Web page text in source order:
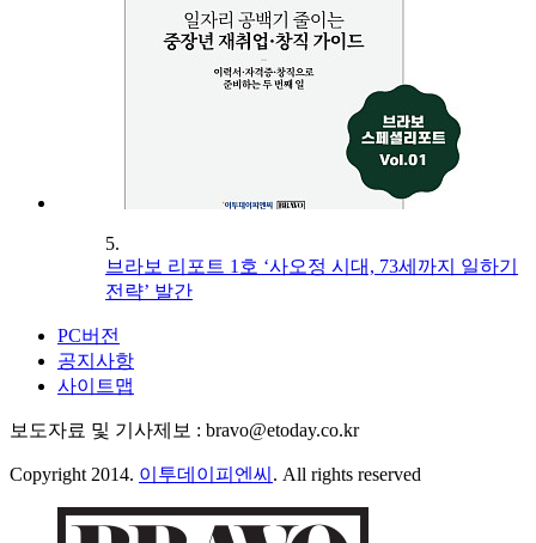
5.
브라보 리포트 1호 ‘사오정 시대, 73세까지 일하기
전략’ 발간
PC버전
공지사항
사이트맵
보도자료 및 기사제보 : bravo@etoday.co.kr
Copyright 2014. 이투데이피엔씨 . All rights reserved